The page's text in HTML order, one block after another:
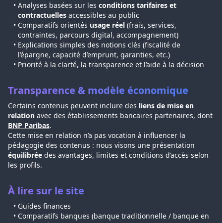
Analyses basées sur les conditions tarifaires et
contractuelles accessibles au public
Comparatifs orientés usage réel(frais, services,
contraintes, parcours digital, accompagnement)
Explications simples des notions clés (fiscalité de
l’épargne, capacité d’emprunt, garanties, etc.)
Priorité à la clarté, la transparence et l’aide à la décision
Transparence & modèle économique
Certains contenus peuvent inclure des liens de mise en
relation avec des établissements bancaires partenaires, dont
BNP Paribas.
Cette mise en relation n’a pas vocation à influencer la
pédagogie des contenus : nous visons une présentation
équilibrée des avantages, limites et conditions d’accès selon
les profils.
À lire sur le site
Guides finances
Comparatifs banques (banque traditionnelle / banque en